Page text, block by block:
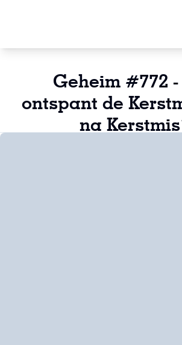
Geheim #772 -
ontspant de
na